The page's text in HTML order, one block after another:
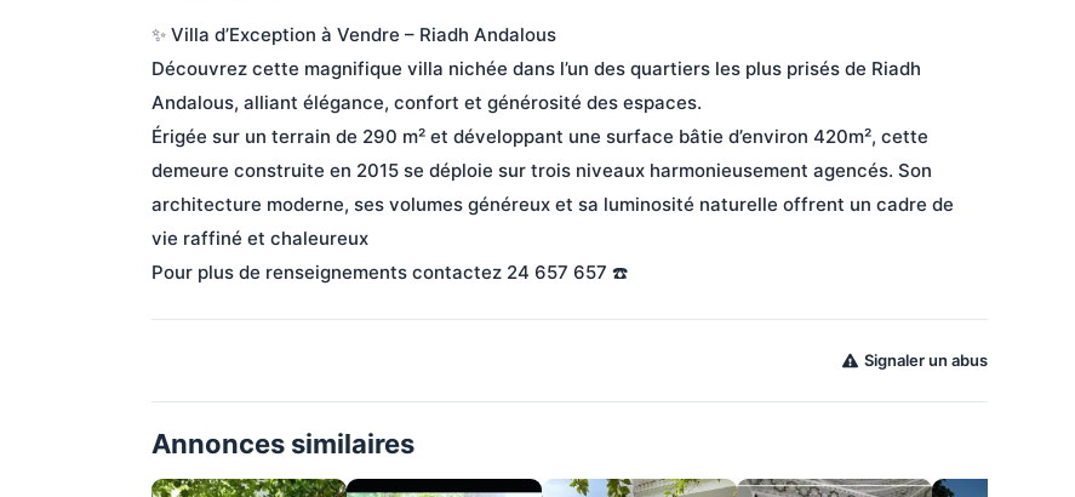
✨ Villa d’Exception à Vendre – Riadh Andalous
Découvrez cette magnifique villa nichée dans l’un des quartiers les plus prisés de Riadh
Andalous, alliant élégance, confort et générosité des espaces.
Érigée sur un terrain de 290 m² et développant une surface bâtie d’environ 420m², cette
demeure construite en 2015 se déploie sur trois niveaux harmonieusement agencés. Son
architecture moderne, ses volumes généreux et sa luminosité naturelle offrent un cadre de
vie raffiné et chaleureux
Pour plus de renseignements contactez 24 657 657 ☎️
Signaler un abus
Annonces similaires